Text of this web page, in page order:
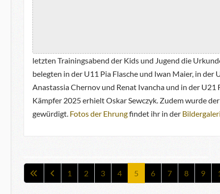
letzten Trainingsabend der Kids und Jugend die
belegten in der U11 Pia Flasche und Iwan Maier, in der
Anastassia Chernov und Renat Ivancha und in der
Kämpfer 2025 erhielt Oskar Sewczyk. Zudem wurde
gewürdigt. Fotos der Ehrungfindet ihr in der
1 2 3 4 5 6 7 8 9